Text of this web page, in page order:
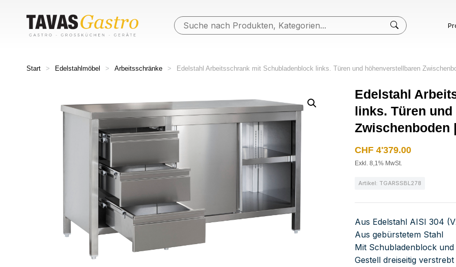
Start > Edelstahlmöbel > Arbeitsschränke > Edelstahl Arbeitsschrank mit Schubladenblock links. Türen und höhenverstellbaren
Edelstahl
links. Türen
Zwischenboden
CHF4'379.00
Exkl. 8,1% MwSt.
Artikel: TGARSSBL278
Aus Edelstahl AISI 304
Aus gebürstetem Stahl
Mit Schubladenblock
Gestell dreiseitig